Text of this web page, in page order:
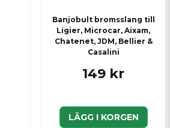
Banjobult bromsslang till
Ligier, Microcar, Aixam,
Chatenet, JDM, Bellier &
Casalini
149 kr
LÄGG I KORGEN